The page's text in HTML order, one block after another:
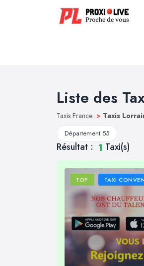
Liste des
Taxis France > Taxis
Département 55
Résultat : 1 Taxi(s)
TOP TAXI